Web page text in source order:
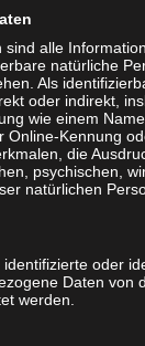
– was ist zu
sind alle
natürliche
Als
oder indirekt,
wie einem
Online-Kennung
die
psychischen,
natürlichen
oder
Daten von
werden.